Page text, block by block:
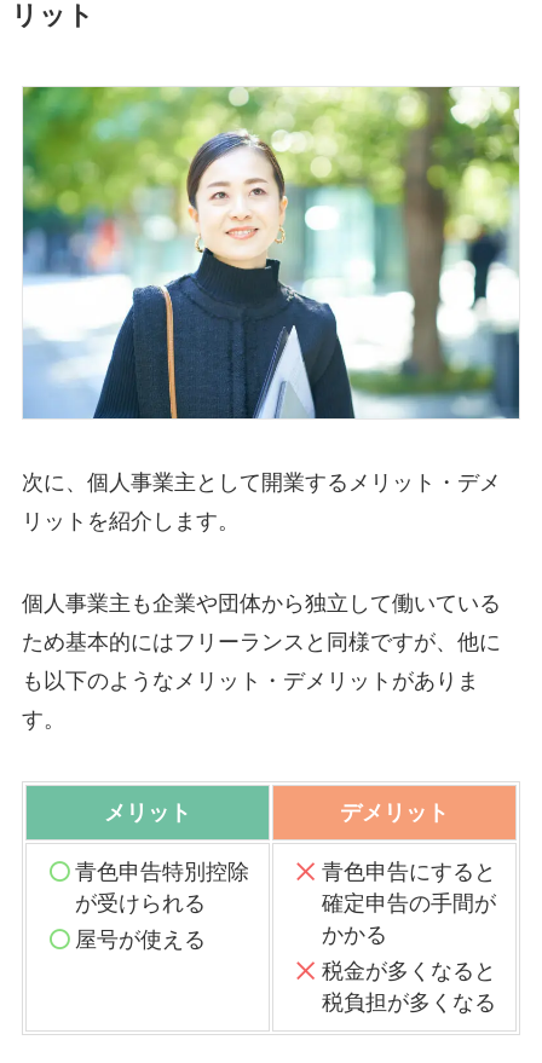
リット
次に、個人事業主として開業するメリット・デメ
リットを紹介します。
個人事業主も企業や団体から独立して働いている
ため基本的にはフリーランスと同様ですが、他に
も以下のようなメリット・デメリットがありま
す。
メリット デメリット
青色申告特別控除
が受けられる
屋号が使える
青色申告にすると
確定申告の手間が
かかる
税金が多くなると
税負担が多くなる